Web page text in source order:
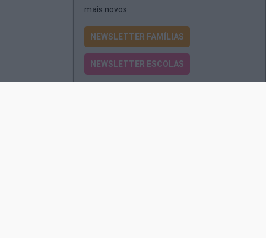
mais novos
NEWSLETTER FAMÍLIAS
NEWSLETTER ESCOLAS